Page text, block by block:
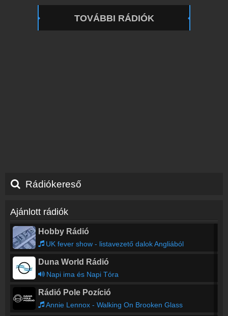
TOVÁBBI RÁDIÓK
Rádiókereső
Ajánlott rádiók
Hobby Rádió
UK fever show - listavezető dalok Angliából
Duna World Rádió
Napi ima és Napi Tóra
Rádió Pole Pozíció
Annie Lennox - Walking On Brooken Glass